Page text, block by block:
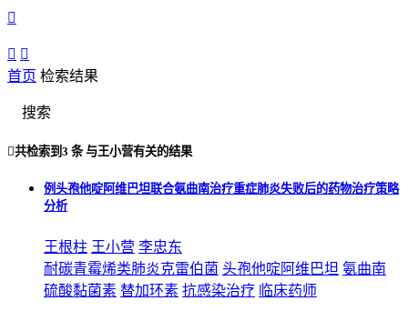

 
首页 检索结果
搜索
共检索到 3 条与王小营有关的结果
例头孢他啶阿维巴坦联合氨曲南治疗重症肺炎失败后的药物治疗策略
分析
王根柱 王小营 李忠东
耐碳青霉烯类肺炎克雷伯菌 头孢他啶阿维巴坦 氨曲南
硫酸黏菌素 替加环素 抗感染治疗 临床药师